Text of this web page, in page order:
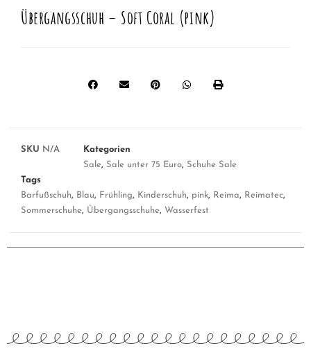
Übergangsschuh – Soft Coral (pink)
SKU N/A
Kategorien
Sale, Sale unter 75 Euro, Schuhe Sale
Tags
Barfußschuh, Blau, Frühling, Kinderschuh, pink, Reima, Reimatec,
Sommerschuhe, Übergangsschuhe, Wasserfest